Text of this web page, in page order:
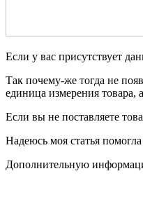
Если у вас присутствует
Так почему-же тогда не
единица измерения товара,
Если вы не поставляете
Надеюсь моя статья
Дополнительную